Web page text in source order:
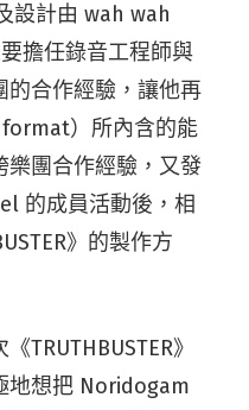
設計由 wah wah
擔任錄音工程師與
的合作經驗，讓他再
）所內含的能
樂團合作經驗，又發
的成員活動後，相
》的製作方
TRUTHBUSTER》
地想把 Noridogam